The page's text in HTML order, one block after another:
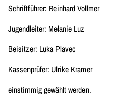
Schriftführer: Reinhard Vollmer
Jugendleiter: Melanie Luz
Beisitzer: Luka Plavec
Kassenprüfer: Ulrike Kramer
einstimmig gewählt werden.